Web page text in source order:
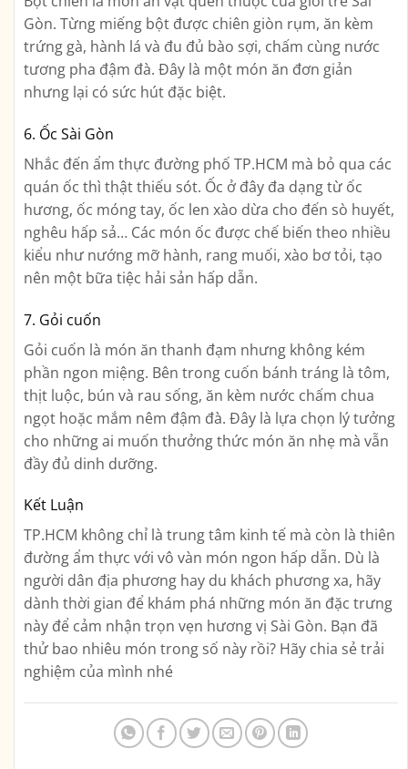
Gòn. Từng miếng bột được chiên giòn rụm, ăn kèm
trứng gà, hành lá và đu đủ bào sợi, chấm cùng nước
tương pha đậm đà. Đây là một món ăn đơn giản
nhưng lại có sức hút đặc biệt.
6. Ốc Sài Gòn
Nhắc đến ẩm thực đường phố TP.HCM mà bỏ qua các
quán ốc thì thật thiếu sót. Ốc ở đây đa dạng từ ốc
hương, ốc móng tay, ốc len xào dừa cho đến sò huyết,
nghêu hấp sả… Các món ốc được chế biến theo nhiều
kiểu như nướng mỡ hành, rang muối, xào bơ tỏi, tạo
nên một bữa tiệc hải sản hấp dẫn.
7. Gỏi cuốn
Gỏi cuốn là món ăn thanh đạm nhưng không kém
phần ngon miệng. Bên trong cuốn bánh tráng là tôm,
thịt luộc, bún và rau sống, ăn kèm nước chấm chua
ngọt hoặc mắm nêm đậm đà. Đây là lựa chọn lý tưởng
cho những ai muốn thưởng thức món ăn nhẹ mà vẫn
đầy đủ dinh dưỡng.
Kết Luận
TP.HCM không chỉ là trung tâm kinh tế mà còn là thiên
đường ẩm thực với vô vàn món ngon hấp dẫn. Dù là
người dân địa phương hay du khách phương xa, hãy
dành thời gian để khám phá những món ăn đặc trưng
này để cảm nhận trọn vẹn hương vị Sài Gòn. Bạn đã
thử bao nhiêu món trong số này rồi? Hãy chia sẻ trải
nghiệm của mình nhé